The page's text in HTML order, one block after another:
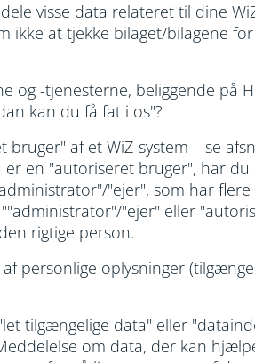
visse data relateret til dine
at tjekke bilaget/bilagene
og -tjenesterne, beliggende på
kan du få fat i os"?
af et WiZ-system – se
en "autoriseret bruger", har
"ejer", som har
"ejer" eller
rigtige person.
personlige oplysninger
tilgængelige data" eller
om data, der kan